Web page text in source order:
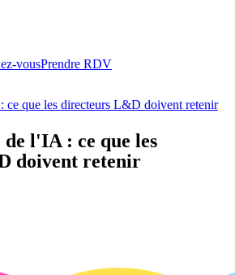
vousPrendre RDV
ce que les directeurs L&D doivent retenir
l'IA : ce que les
doivent retenir